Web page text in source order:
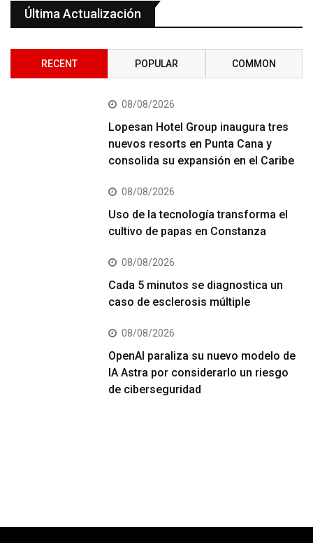
Última Actualización
RECENT POPULAR COMMON
08/08/2026
Lopesan Hotel Group inaugura tres
nuevos resorts en Punta Cana y
consolida su expansión en el Caribe
08/08/2026
Uso de la tecnología transforma el
cultivo de papas en Constanza
08/08/2026
Cada 5 minutos se diagnostica un
caso de esclerosis múltiple
08/08/2026
OpenAI paraliza su nuevo modelo de
IA Astra por considerarlo un riesgo
de ciberseguridad